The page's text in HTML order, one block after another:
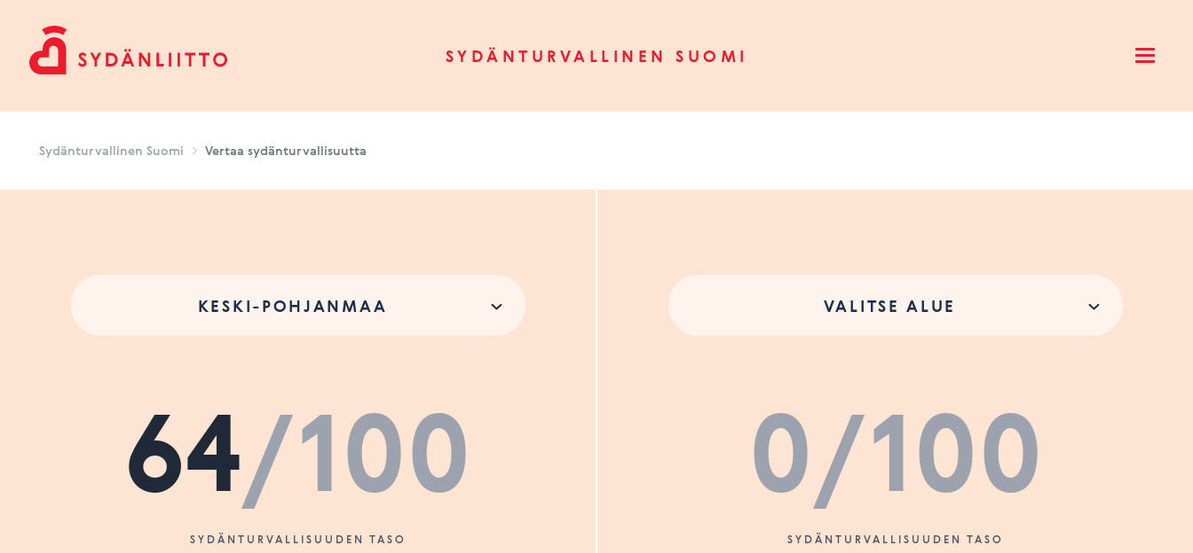
SYDÄNTURVALLINEN SUOMI Open
Sydänturvallinen Suomi Vertaa sydänturvallisuutta
KESKI-POHJANMAA
64/100
SYDÄNTURVALLISUUDEN TASO
VALITSE ALUE
0/100
SYDÄNTURVALLISUUDEN TASO